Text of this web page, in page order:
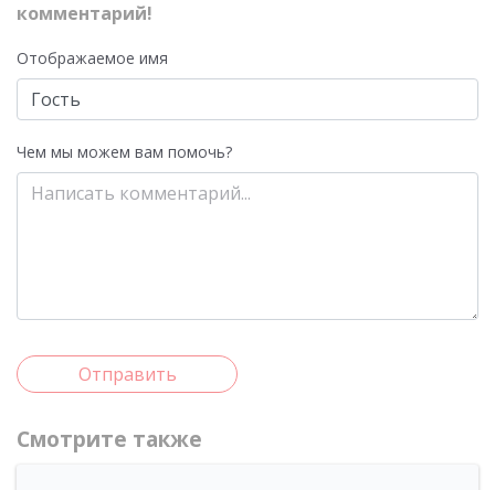
комментарий!
Отображаемое имя
Чем мы можем вам помочь?
Отправить
Смотрите также